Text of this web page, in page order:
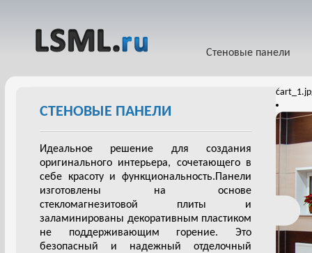
Стеновые панели
СТЕНОВЫЕ ПАНЕЛИ
Идеальное решение для создания
оригинального интерьера, сочетающего в
себе красоту и функциональность.Панели
изготовлены на основе
стекломагнезитовой плиты и
заламинированы декоративным пластиком
не поддерживающим горение. Это
безопасный и надежный отделочный